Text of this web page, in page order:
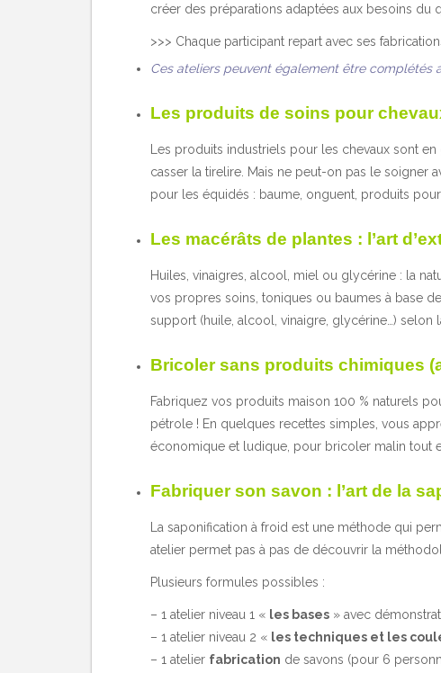
créer des préparations adaptées aux besoins du
>>> Chaque participant repart avec ses
Ces ateliers peuvent également être complétés
Les produits de soins pour
Les produits industriels pour les chevaux sont
casser la tirelire. Mais ne peut-on pas le soigner
pour les équidés : baume, onguent, produits
Les macérâts de plantes : l’art
Huiles, vinaigres, alcool, miel ou glycérine : la
vos propres soins, toniques ou baumes à base
support (huile, alcool, vinaigre, glycérine…) selon
Bricoler sans produits chimiques
Fabriquez vos produits maison 100 % naturels
pétrole ! En quelques recettes simples, vous
économique et ludique, pour bricoler malin tout
Fabriquer son savon : l’art de la
La saponification à froid est une méthode qui
atelier permet pas à pas de découvrir la
Plusieurs formules possibles :
– 1 atelier niveau 1 « les bases » avec
– 1 atelier niveau 2 « les techniques et les
– 1 atelier fabrication de savons (pour 6